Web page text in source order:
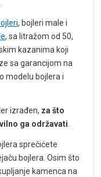
, bojleri male i
, sa litražom od 50,
kazanima koji
sa garancijom na
modelu bojlera i
izrađen, za što
ga održavati.
sprečićete
bojlera. Osim što
kamenca na